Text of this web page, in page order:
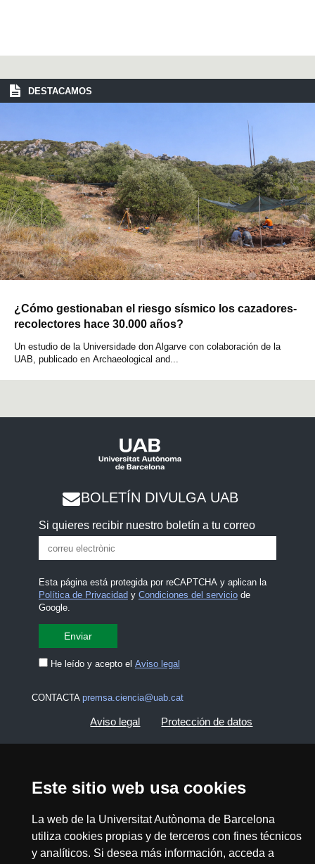
Este sitio web usa cookies
La web de la Universitat Autònoma de Barcelona
utiliza cookies propias y de terceros con fines técnicos
y analíticos. Si desea más información, acceda a
DESTACAMOS
¿Cómo gestionaban el riesgo sísmico los cazadores-
recolectores hace 30.000 años?
Un estudio de la Universidade don Algarve con colaboración de la
UAB, publicado en Archaeological and...
BOLETÍN DIVULGA UAB
Si quieres recibir nuestro boletín a tu correo
Esta página está protegida por reCAPTCHA y aplican la
Política de Privacidad y Condiciones del serviciode
Google.
He leído y acepto el Aviso legal
CONTACTA premsa.ciencia@uab.cat
Aviso legal Protección de datos
Mapa del web UAB
2026 Divulga UAB - Commons Reconocimiento -
No Comercial (CC BY NC) - ISSN: 2014-6388